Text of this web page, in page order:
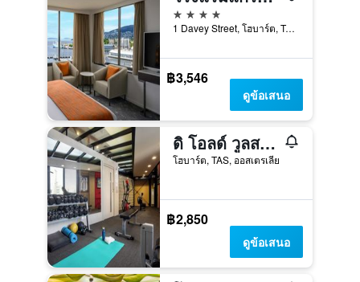
4 ดาว
1 Davey Street, โฮบาร์ต, TAS, ออสเตรเลีย
฿3,546
ดูข้อเสนอ
ดิ โอลด์ วูลสโตร์ อพาร์ตเมนต์ โรงแรม
โฮบาร์ต, TAS, ออสเตรเลีย
฿2,850
ดูข้อเสนอ